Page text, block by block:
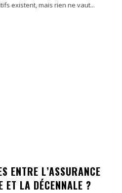
existent, mais rien ne vaut...
ENTRE L’ASSURANCE
ET LA DÉCENNALE ?